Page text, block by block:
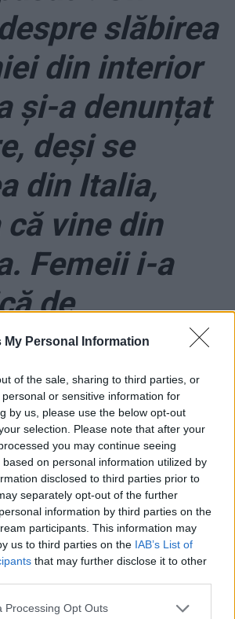
My Personal Information
of the sale, sharing to third parties, or
or sensitive information for
by us, please use the below opt-out
selection. Please note that after your
you may continue seeing
on personal information utilized by
disclosed to third parties prior to
separately opt-out of the further
information by third parties on the
participants. This information may
us to third parties on the IAB’s List of
that may further disclose it to other
Processing Opt Outs
slăbirea
din interior
și-a denunțat
deși se
din Italia,
vine din
Femeii i-a
de
ad